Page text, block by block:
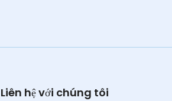
Liên hệ với chúng tôi